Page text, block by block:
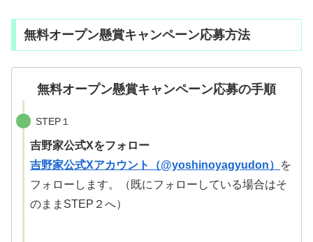
無料オープン懸賞キャンペーン応募方法
無料オープン懸賞キャンペーン応募の手順
STEP１
吉野家公式Xをフォロー
吉野家公式Xアカウント（@yoshinoyagyudon）
を
フォローします。（既にフォローしている場合はそ
のままSTEP２へ）